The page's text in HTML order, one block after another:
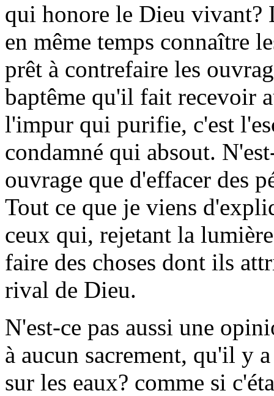
qui honore le Dieu vivant?
en même temps connaître
prêt à contrefaire les
baptême qu'il fait recevoir
l'impur qui purifie, c'est
condamné qui absout.
ouvrage que d'effacer des
Tout ce que je viens
ceux qui, rejetant la
faire des choses dont ils
rival de Dieu.
N'est-ce pas aussi une
à aucun sacrement, qu'il y
sur les eaux? comme si